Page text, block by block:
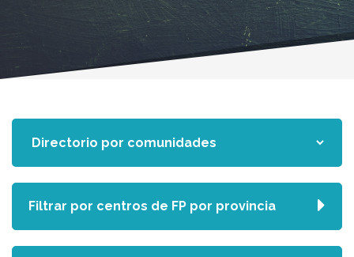
Filtrar por centros de FP por provincia